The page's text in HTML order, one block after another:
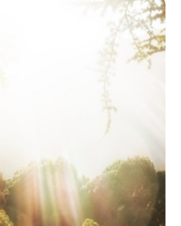
de la Spiritualité »